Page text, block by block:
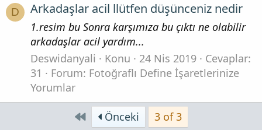
D Arkadaşlar acil llütfen düşünceniz nedir
1.resim bu Sonra karşımıza bu çıktı ne olabilir
arkadaşlar acil yardım...
Deswidanyali
Konu 24 Nis 2019
Cevaplar:
31
Forum: Fotoğraflı Define İşaretlerinize
Yorumlar
FirstÖnceki 3 of 3